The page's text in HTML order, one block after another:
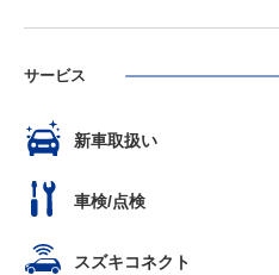
サービス
新車取扱い
車検/点検
スズキコネクト